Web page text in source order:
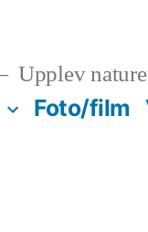
Upplev
Foto/film